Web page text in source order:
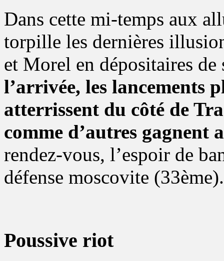
Dans cette mi-temps aux
torpille les dernières
et Morel en dépositaires
l’arrivée, les lancements
atterrissent du côté de
comme d’autres gagnent
rendez-vous, l’espoir de
défense moscovite (33ème).
Poussive riot